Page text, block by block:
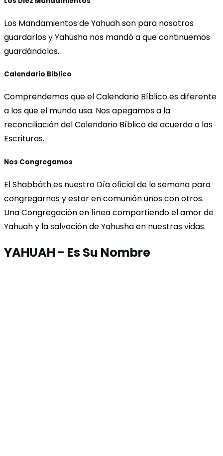
Los Mandamientos de Yahuah son para nosotros
guardarlos y Yahusha nos mandó a que continuemos
guardándolos.
Calendario Biblico
Comprendemos que el Calendario Bíblico es diferente
a los que el mundo usa. Nos apegamos a la
reconciliación del Calendario Bíblico de acuerdo a las
Escrituras.
Nos Congregamos
El Shabbâth es nuestro Día oficial de la semana para
congregarnos y estar en comunión unos con otros.
Una Congregación en línea compartiendo el amor de
Yahuah y la salvación de Yahusha en nuestras vidas.
YAHUAH - Es Su Nombre